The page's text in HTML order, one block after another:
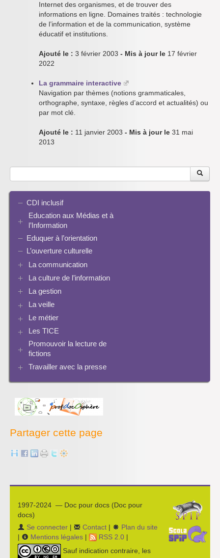
Internet des organismes, et de trouver des
informations en ligne. Domaines traités : technologie
de l’information et de la communication, système
éducatif et institutions.
Ajouté le : 3 février 2003 - Mis à jour le 17 février
2022
La grammaire interactive
Navigation par thèmes (notions grammaticales,
orthographe, syntaxe, règles d’accord et actualités) ou
par mot clé.
Ajouté le : 11 janvier 2003 - Mis à jour le 31 mai
2013
CDI inclusif
Education aux Médias et à
l’Information
EMI et translittératie
La culture de la participation
Identité / Présence numérique / Traces
Informatique, algorithmes et réalité augmentée
Enseigner Google
Ressources pour penser une didactique
Eduquer à l’orientation
L’ouverture culturelle
La communication
Plaquettes de communication
Présence numérique du CDI
La culture de l’information
Ressources pour penser une didactique
La recherche documentaire
Progression info-documentaire
Evaluation de l’information et bibliographie
Séquences à télécharger
La gestion
Les logiciels documentaires
Bcdi esidoc
La veille
Netvibes
Scoop.it
Le métier
Perspective historique
Pratiques
Les TICE
Archives Audiovisuel et Tice
Promouvoir la lecture de
fictions
Bibliographies
Travailler avec la presse
Enseigner la presse écrite
L’économie des médias
Partager cette page
1997-2024 — Doc pour docs (Doc pour
docs)
Se connecter | Contact |
Plan du site
|
Mentions légales | RSS 2.0 |
Sauf indication contraire, les